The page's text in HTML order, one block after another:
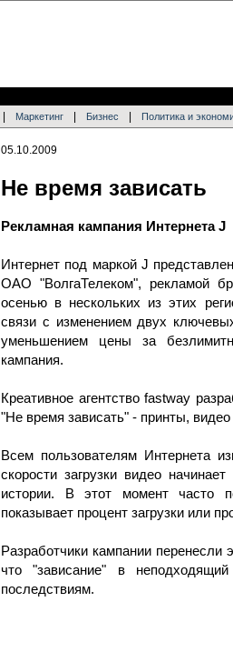
Маркетинг Бизнес Политика и
05.10.2009
Не время зависать
Рекламная кампания Интернета J
Интернет под маркой J
ОАО "ВолгаТелеком", рекламой
осенью в нескольких из этих
связи с изменением двух
уменьшением цены за
кампания.
Креативное агентство fastway
"Не время зависать" - принты,
Всем пользователям Интернета
скорости загрузки видео
истории. В этот момент часто
показывает процент загрузки или
Разработчики кампании
что "зависание" в
последствиям.